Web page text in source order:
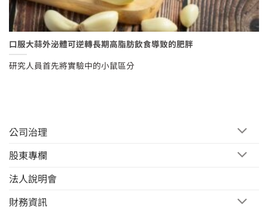
公司治理
股東專欄
法人說明會
財務資訊
口服大蒜外泌體可逆轉長期高脂肪飲食導致的肥胖
研究人員首先將實驗中的小鼠區分